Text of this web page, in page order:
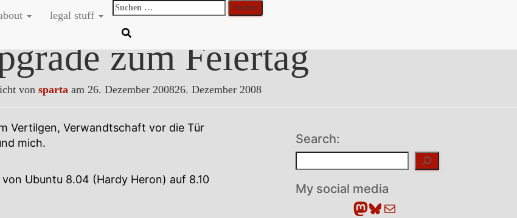
legal stuff
Suchen
nach:
zum Feiertag
von sparta am 26. Dezember 200826. Dezember 2008
Vertilgen, Verwandtschaft vor die Tür
mich.
Ubuntu 8.04 (Hardy Heron) auf 8.10
Search:
My social media
Mastodon
Bluesky
E-Mail